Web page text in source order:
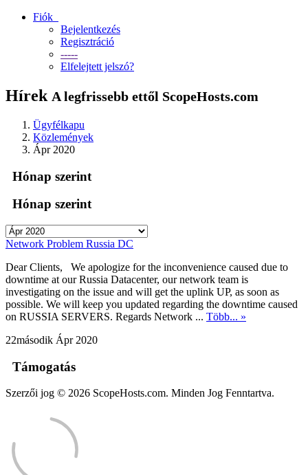
Fiók
Bejelentkezés
Regisztráció
-----
Elfelejtett jelszó?
Hírek A legfrissebb ettől ScopeHosts.com
Ügyfélkapu
Közlemények
Ápr 2020
Hónap szerint
Hónap szerint
Network Problem Russia DC
Dear Clients, We apologize for the inconvenience caused due to
downtime at our Russia Datacenter, our network team is
investigating on the issue and will get the uplink UP, as soon as
possible. We will keep you updated regarding the downtime caused
on RUSSIA SERVERS. Regards Network ... Több... »
22második Ápr 2020
Támogatás
Szerzői jog © 2026 ScopeHosts.com. Minden Jog Fenntartva.